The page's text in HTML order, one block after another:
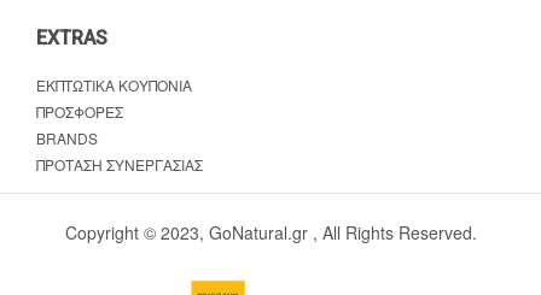
EXTRAS
ΕΚΠΤΩΤΙΚΆ ΚΟΥΠΌΝΙΑ
ΠΡΟΣΦΟΡΈΣ
BRANDS
ΠΡΌΤΑΣΗ ΣΥΝΕΡΓΑΣΊΑΣ
Copyright © 2023, GoNatural.gr , All Rights Reserved.